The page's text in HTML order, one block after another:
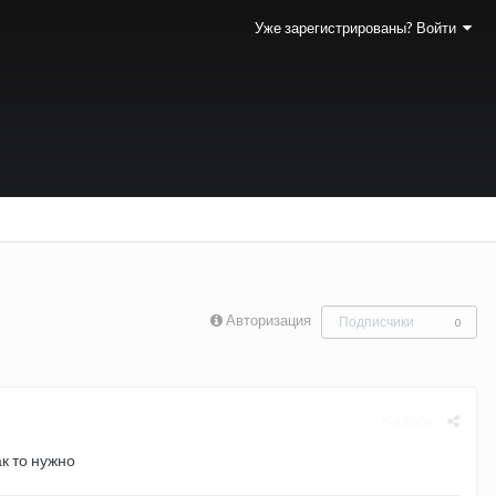
Уже зарегистрированы? Войти
Авторизация Подписчики 0
то нужно